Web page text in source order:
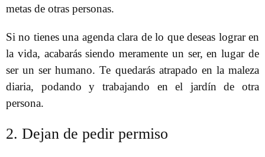
metas de otras personas.
Si no tienes una agenda clara de lo que deseas lograr en
la vida, acabarás siendo meramente un ser, en lugar de
ser un ser humano. Te quedarás atrapado en la maleza
diaria, podando y trabajando en el jardín de otra
persona.
2. Dejan de pedir permiso